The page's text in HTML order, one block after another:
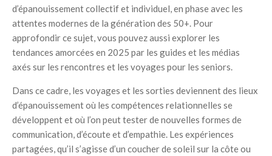
d’épanouissement collectif et individuel, en phase avec les
attentes modernes de la génération des 50+. Pour
approfondir ce sujet, vous pouvez aussi explorer les
tendances amorcées en 2025 par les guides et les médias
axés sur les rencontres et les voyages pour les seniors.
Dans ce cadre, les voyages et les sorties deviennent des lieux
d’épanouissement où les compétences relationnelles se
développent et où l’on peut tester de nouvelles formes de
communication, d’écoute et d’empathie. Les expériences
partagées, qu’il s’agisse d’un coucher de soleil sur la côte ou